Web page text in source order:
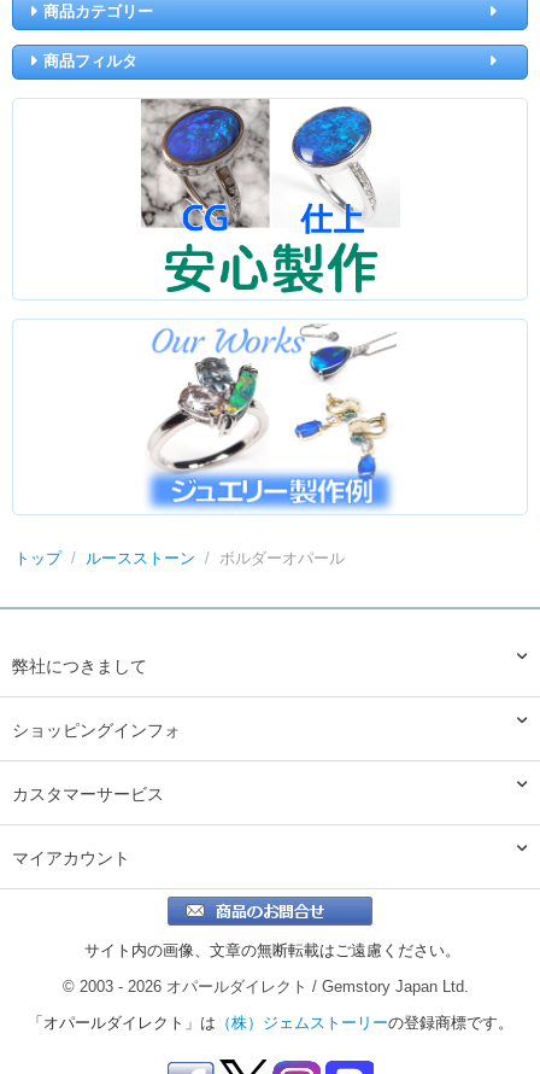
商品カテゴリー
商品フィルタ
トップ / ルースストーン / ボルダーオパール
弊社につきまして
ショッピングインフォ
カスタマーサービス
マイアカウント
サイト内の画像、文章の無断転載はご遠慮ください。
© 2003 - 2026 オパールダイレクト / Gemstory Japan Ltd.
「オパールダイレクト」は （株）ジェムストーリーの登録商標です。